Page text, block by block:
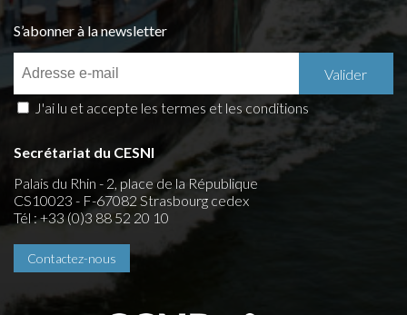
S’abonner à la newsletter
J'ai lu et accepte les termes et les conditions
Secrétariat du CESNI
Palais du Rhin - 2, place de la République
CS10023 - F-67082 Strasbourg cedex
Tél : +33 (0)3 88 52 20 10
Contactez-nous